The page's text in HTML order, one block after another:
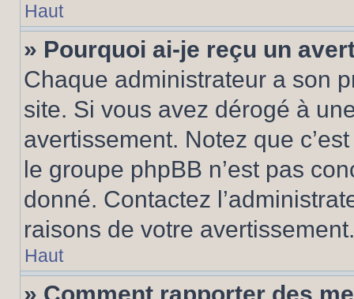
Haut
» Pourquoi ai-je reçu un
Chaque administrateur a son
site. Si vous avez dérogé à
avertissement. Notez que
le groupe phpBB n’est pas
donné. Contactez
raisons de votre avertissement.
Haut